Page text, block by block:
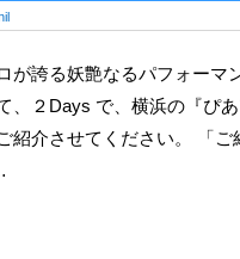
、２Days で、横浜の『ぴ
紹介させてください。 「